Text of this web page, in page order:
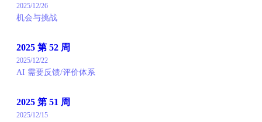
2025/12/26
机会与挑战
2025 第 52 周
2025/12/22
AI 需要反馈/评价体系
2025 第 51 周
2025/12/15